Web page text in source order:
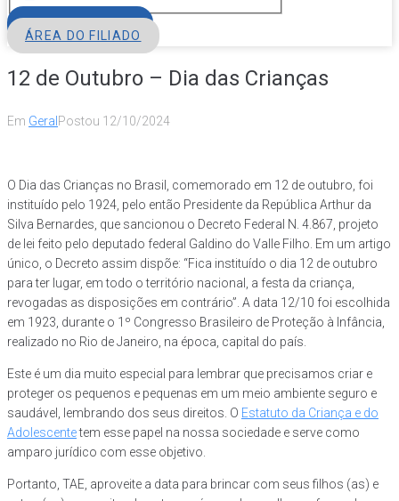
ÁREA DO FILIADO
12 de Outubro – Dia das Crianças
Em Geral Postou 12/10/2024
O Dia das Crianças no Brasil, comemorado em 12 de outubro, foi
instituído pelo 1924, pelo então Presidente da República Arthur da
Silva Bernardes, que sancionou o Decreto Federal N. 4.867, projeto
de lei feito pelo deputado federal Galdino do Valle Filho. Em um artigo
único, o Decreto assim dispõe: “Fica instituído o dia 12 de outubro
para ter lugar, em todo o território nacional, a festa da criança,
revogadas as disposições em contrário”. A data 12/10 foi escolhida
em 1923, durante o 1º Congresso Brasileiro de Proteção à Infância,
realizado no Rio de Janeiro, na época, capital do país.
Este é um dia muito especial para lembrar que precisamos criar e
proteger os pequenos e pequenas em um meio ambiente seguro e
saudável, lembrando dos seus direitos. O Estatuto da Criança e do
Adolescentetem esse papel na nossa sociedade e serve como
amparo jurídico com esse objetivo.
Portanto, TAE, aproveite a data para brincar com seus filhos (as) e